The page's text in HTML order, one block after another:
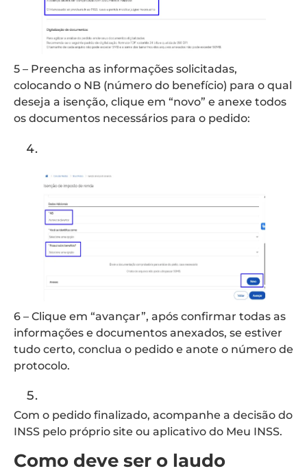
5 – Preencha as informações solicitadas,
colocando o NB (número do benefício) para o qual
deseja a isenção, clique em “novo” e anexe todos
os documentos necessários para o pedido:
6 – Clique em “avançar”, após confirmar todas as
informações e documentos anexados, se estiver
tudo certo, conclua o pedido e anote o número de
protocolo.
Com o pedido finalizado, acompanhe a decisão do
INSS pelo próprio site ou aplicativo do Meu INSS.
Como deve ser o laudo